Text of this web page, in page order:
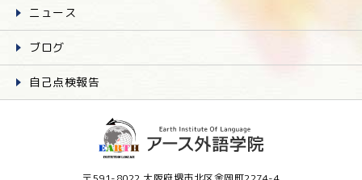
ニュース
ブログ
自己点検報告